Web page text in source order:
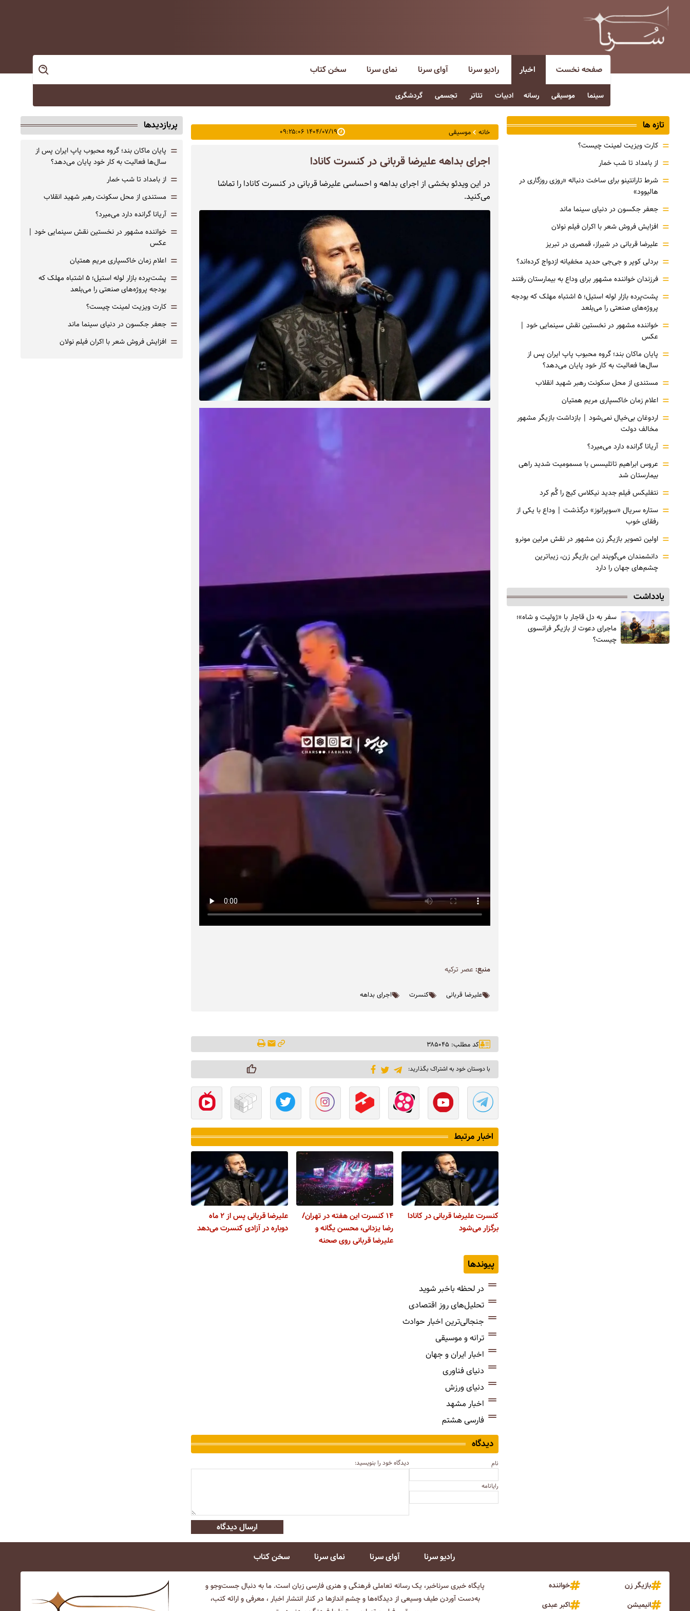
صفحه نخست اخبار
سینما موسیقی رسانه ادبیات تئاتر تجسمی گردشگری
رادیو سرنا آوای سرنا نمای سرنا سخن کتاب
خانه موسیقی ۱۴۰۴/۰۷/۱۹ ۰۹:۲۵:۰۶
اجرای بداهه علیرضا قربانی در کنسرت کانادا
در این ویدئو بخشی از اجرای بداهه و احساسی علیرضا قربانی در کنسرت کانادا را تماشا
می‌کنید.
منبع:عصر ترکیه
علیرضا قربانی کنسرت اجرای بداهه
کد مطلب: ۳۸۵۰۴۵
با دوستان خود به اشتراک بگذارید:
اخبار مرتبط
کنسرت علیرضا قربانی در کانادا
برگزار می‌شود
۱۴ کنسرت‌ این هفته در تهران/
رضا یزدانی، محسن یگانه و
علیرضا قربانی روی صحنه
علیرضا قربانی پس از ۲ ماه
دوباره در آزادی کنسرت می‌دهد
پیوندها
در لحظه باخبر شوید
تحلیل‌های روز اقتصادی
جنجالی‌ترین اخبار حوادث
ترانه و موسیقی
اخبار ایران و جهان
دنیای فناوری
دنیای ورزش
اخبار مشهد
فارسی هشتم
دیدگاه
نام
رایانامه
دیدگاه خود را بنویسید:
ارسال دیدگاه
تازه ها
= کارت ویزیت لمینت چیست؟
= از بامداد تا شب خمار
= شرط تارانتینو برای ساخت دنباله «روزی روزگاری در
هالیوود»
= جعفر جکسون در دنیای سینما ماند
= افزایش فروش شعر با اکران فیلم نولان
= علیرضا قربانی در شیراز، قمصری در تبریز
= بردلی کوپر و جی‌جی حدید مخفیانه ازدواج کرده‌اند؟
= فرزندان خواننده مشهور برای وداع به بیمارستان رفتند
=
پشت‌پرده بازار لوله استیل؛ ۵ اشتباه مهلک که بودجه
پروژه‌های صنعتی را می‌بلعد
= خواننده مشهور در نخستین نقش سینمایی خود |‌
عکس
= پایان ماکان بند؛ گروه محبوب پاپ ایران پس از
سال‌ها فعالیت به کار خود پایان می‌دهد؟
= مستندی از محل سکونت رهبر شهید انقلاب
= اعلام زمان خاکسپاری مریم همتیان
= اردوغان بی‌خیال نمی‌شود | بازداشت بازیگر مشهور
مخالف دولت
= آریانا گرانده دارد می‌میرد؟
= عروس ابراهیم تاتلیسس با مسمومیت شدید راهی
بیمارستان شد
= نتفلیکس فیلم جدید نیکلاس کیج را گُم کرد
= ستاره سریال «سوپرانوز» درگذشت | وداع با یکی از
رفقای خوب
= اولین تصویر بازیگر زن مشهور در نقش مرلین مونرو
= دانشمندان می‌گویند این بازیگر زن، زیباترین
چشم‌های جهان را دارد
یادداشت
سفر به دل قاجار با «ژولیت و شاه»؛
ماجرای دعوت از ‌بازیگر فرانسوی
چیست؟
پربازدیدها
= پایان ماکان بند؛ گروه محبوب پاپ ایران پس از
سال‌ها فعالیت به کار خود پایان می‌دهد؟
= از بامداد تا شب خمار
= مستندی از محل سکونت رهبر شهید انقلاب
= آریانا گرانده دارد می‌میرد؟
= خواننده مشهور در نخستین نقش سینمایی خود |‌
عکس
= اعلام زمان خاکسپاری مریم همتیان
=
پشت‌پرده بازار لوله استیل؛ ۵ اشتباه مهلک که
بودجه پروژه‌های صنعتی را می‌بلعد
= کارت ویزیت لمینت چیست؟
= جعفر جکسون در دنیای سینما ماند
= افزایش فروش شعر با اکران فیلم نولان
رادیو سرنا آوای سرنا نمای سرنا سخن کتاب
بازیگر زن
خواننده
انیمیشن
اکبر عبدی
پایگاه خبری سرناخبر، یک رسانه تعاملی فرهنگی و هنری فارسی زبان است. ما به دنبال جست‌و‌جو و
به‌دست آوردن طیف وسیعی از دیدگاه‌ها و چشم انداز‌ها در کنار انتشار اخبار ، معرفی و ارائه کتب،